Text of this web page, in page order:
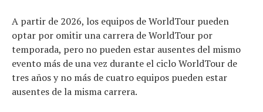
A partir de 2026, los equipos de WorldTour pueden
optar por omitir una carrera de WorldTour por
temporada, pero no pueden estar ausentes del mismo
evento más de una vez durante el ciclo WorldTour de
tres años y no más de cuatro equipos pueden estar
ausentes de la misma carrera.